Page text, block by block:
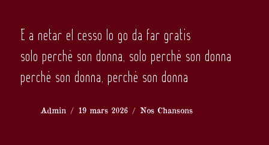
E a netar el cesso lo go da far gratis
solo perchè son donna, solo perchè son donna
perchè son donna, perchè son donna
Auteur
Admin
Publié
19 mars 2026 Catégories
Nos Chansons